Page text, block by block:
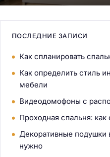
ПОСЛЕДНИЕ ЗАПИСИ
Как спланировать
Как определить стиль
мебели
Видеодомофоны с
Проходная спальня: как
Декоративные подушки
нужно